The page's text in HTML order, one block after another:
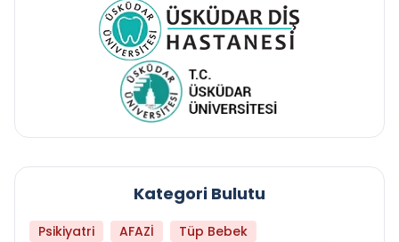
Kategori Bulutu
Psikiyatri AFAZİ
Tüp Bebek